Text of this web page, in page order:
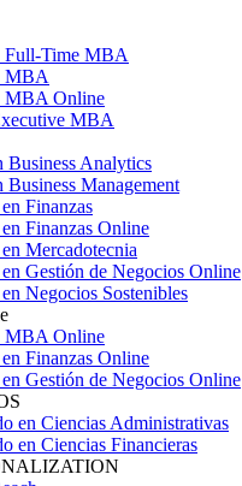
Time MBA
MBA
Online
MBA
Business Analytics
Business Management
Finanzas
Finanzas Online
Mercadotecnia
Gestión de Negocios Online
Negocios Sostenibles
Online
Finanzas Online
Gestión de Negocios Online
en Ciencias Administrativas
en Ciencias Financieras